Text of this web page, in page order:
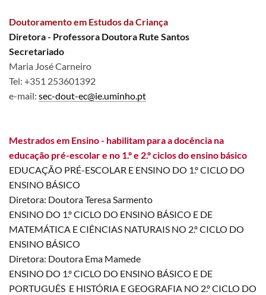
Doutoramento em Estudos da Criança
Diretora - Professora Doutora Rute Santos
Secretariado
Maria José Carneiro
Tel: +351 253601392
e-mail: sec-dout-ec@ie.uminho.pt
Mestrados em Ensino - habilitam para a docência na
educação pré-escolar e no 1.º e 2.º ciclos do ensino básico
EDUCAÇÃO PRÉ-ESCOLAR E ENSINO DO 1.º CICLO DO
ENSINO BÁSICO
Diretora: Doutora Teresa Sarmento
ENSINO DO 1.º CICLO DO ENSINO BÁSICO E DE
MATEMÁTICA E CIÊNCIAS NATURAIS NO 2.º CICLO DO
ENSINO BÁSICO
Diretora: Doutora Ema Mamede
ENSINO DO 1.º CICLO DO ENSINO BÁSICO E DE
PORTUGUÊS E HISTÓRIA E GEOGRAFIA NO 2.º CICLO DO